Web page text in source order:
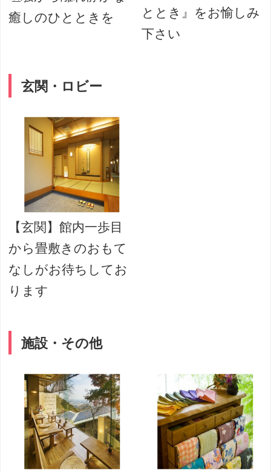
癒しのひとときを
ととき』をお愉しみ
下さい
玄関・ロビー
【玄関】館内一歩目
から畳敷きのおもて
なしがお待ちしてお
ります
施設・その他